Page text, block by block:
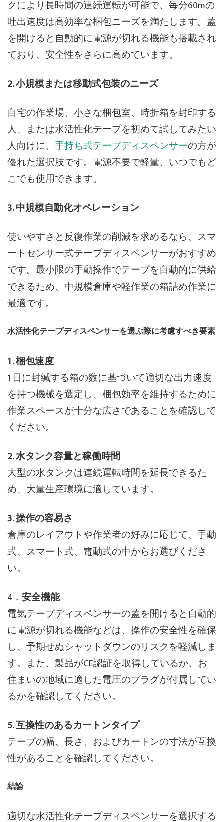
クにより長時間の連続運転が可能で、毎分60mの
吐出速度は高効率な梱包ニーズを満たします。蓋
を開けると自動的に電源が切れる機能も搭載され
ており、安全性をさらに高めています。
2. 小規模または移動式包装のニーズ
自宅の作業場、小さな梱包室、時折箱を封印する
人、または水活性化テープを初めて試してみたい
人向けに、 手持ち式テープディスペンサーの方が
優れた選択肢です。電源不要で軽量、いつでもど
こでも使用できます。
3. 中規模自動化オペレーション
使いやすさと反復作業の削減を求めるなら、スマ
ートセンサー式テープディスペンサーがおすすめ
です。最小限の手動操作でテープを自動的に供給
できるため、中規模倉庫や軽作業の箱詰め作業に
最適です。
水活性化テープディスペンサーを選ぶ際に考慮すべき要素
1. 梱包速度
1日に封緘する箱の数に基づいて適切な出力速度
を持つ機械を選定し、梱包効率を維持するために
作業スペースが十分な広さであることを確認して
ください。
2. 水タンク容量と稼働時間
大型の水タンクは連続運転時間を延長できるた
め、大量生産環境に適しています。
3. 操作の容易さ
倉庫のレイアウトや作業者の好みに応じて、手動
式、スマート式、電動式の中からお選びくださ
い。
4．安全機能
電気テープディスペンサーの蓋を開けると自動的
に電源が切れる機能などは、操作の安全性を確保
し、予期せぬシャットダウンのリスクを軽減しま
す。また、製品がCE認証を取得しているか、お
住まいの地域に適した電圧のプラグが付属してい
るかを確認してください。
5. 互換性のあるカートンタイプ
テープの幅、長さ、およびカートンの寸法が互換
性があることを確認してください。
結論
適切な水活性化テープディスペンサーを選択する